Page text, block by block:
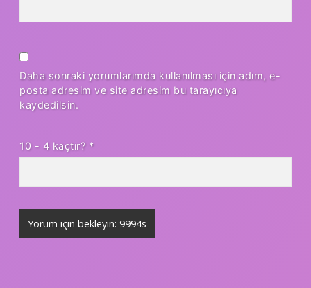
Daha sonraki yorumlarımda kullanılması için adım, e-
posta adresim ve site adresim bu tarayıcıya
kaydedilsin.
10 - 4 kaçtır? *